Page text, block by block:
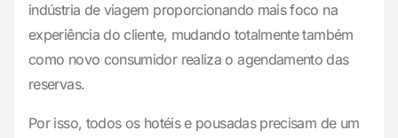
indústria de viagem proporcionando mais foco na
experiência do cliente, mudando totalmente também
como novo consumidor realiza o agendamento das
reservas.
Por isso, todos os hotéis e pousadas precisam de um